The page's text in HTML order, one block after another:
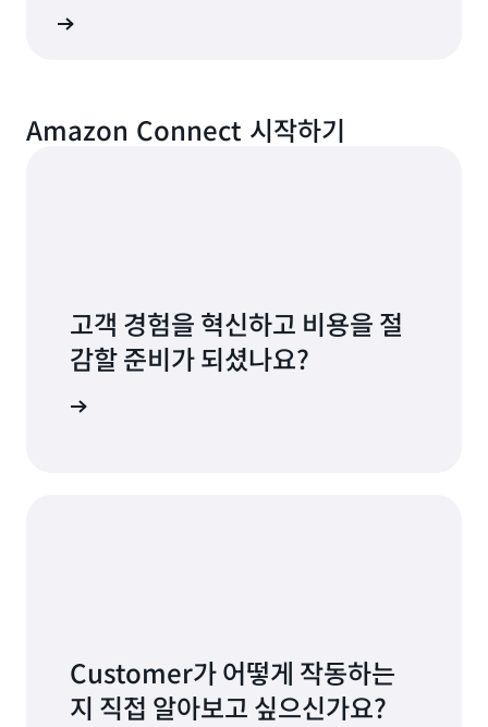
Amazon Connect 시작하기
고객 경험을 혁신하고 비용을 절
감할 준비가 되셨나요?
Customer가 어떻게 작동하는
지 직접 알아보고 싶으신가요?